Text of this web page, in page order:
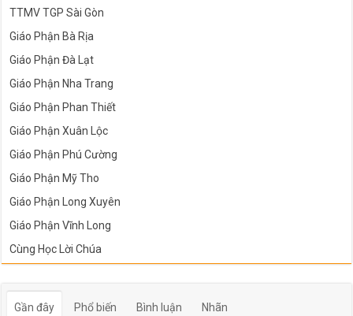
TTMV TGP Sài Gòn
Giáo Phận Bà Rịa
Giáo Phận Đà Lạt
Giáo Phận Nha Trang
Giáo Phận Phan Thiết
Giáo Phận Xuân Lộc
Giáo Phận Phú Cường
Giáo Phận Mỹ Tho
Giáo Phận Long Xuyên
Giáo Phận Vĩnh Long
Cùng Học Lời Chúa
Gần đây Phổ biến Bình luận Nhãn